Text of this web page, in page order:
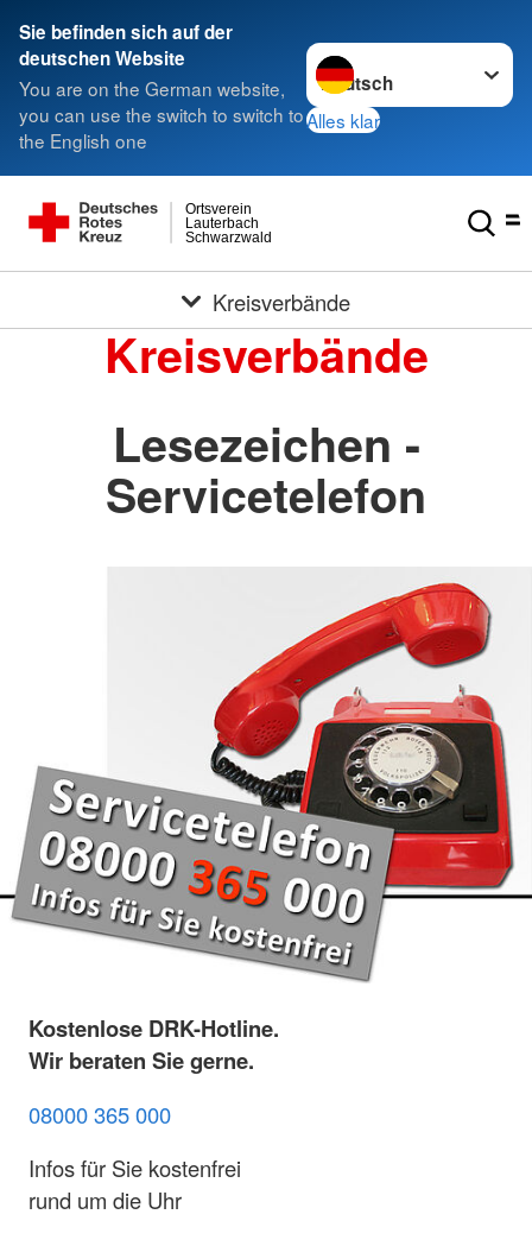
Sie befinden sich auf der
deutschen Website
You are on the German website,
you can use the switch to switch to
the English one
Sprache wechseln zu
Alles klar
Schwarzwald
Lauterbach
Ortsverein
Kreisverbände
Kreisverbände
Lesezeichen -
Servicetelefon
Kostenlose DRK-Hotline.
Wir beraten Sie gerne.
08000 365 000
Infos für Sie kostenfrei
rund um die Uhr